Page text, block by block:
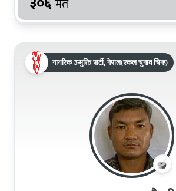
मत
नागरिक उन्मुक्ति पार्टी, नेपाल(एकल चुनाव चिन्ह)